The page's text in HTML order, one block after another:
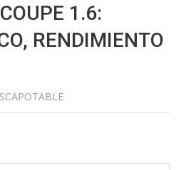
1.6:
RENDIMIENTO